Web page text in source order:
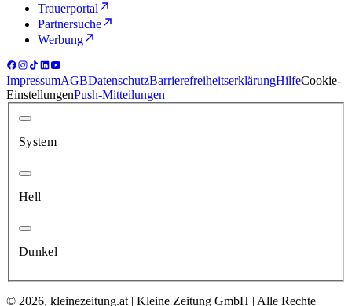
Trauerportal
Partnersuche
Werbung
ImpressumAGBDatenschutzBarrierefreiheitserklärungHilfeCookie-
EinstellungenPush-Mitteilungen
System
Hell
Dunkel
© 2026, kleinezeitung.at | Kleine Zeitung GmbH | Alle Rechte